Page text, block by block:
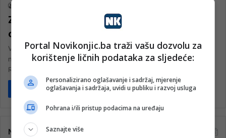
Zbog vrućina najugroženiji radnici na
otvorenom
Visoke temperature zraka mogu biti pogubne za zdravlje radnika
na otvorenom. Ugroženi su svi, a naročito oni u građevini.
Radnici…
Pročitaj više
Najčitanije
Portal Novikonjic.ba traži vašu dozvolu za
korištenje ličnih podataka za sljedeće:
Personalizirano oglašavanje i sadržaj, mjerenje
oglašavanja i sadržaja, uvidi u publiku i razvoj usluga
Pohrana i/ili pristup podacima na uređaju
Saznajte više